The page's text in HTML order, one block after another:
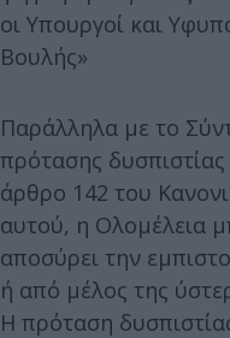
οι Yπουργοί και
Bουλής»
Παράλληλα με το
πρότασης
άρθρο 142 του
αυτού, η Ολομέλεια
απoσύρει την
ή από μέλος της
H πρόταση